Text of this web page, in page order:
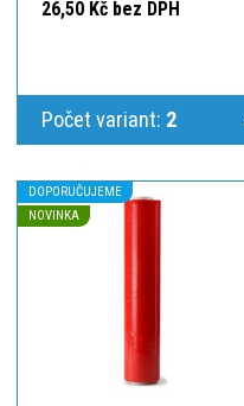
26,50 Kč bez DPH
Počet variant: 2
DOPORUČUJEME
NOVINKA